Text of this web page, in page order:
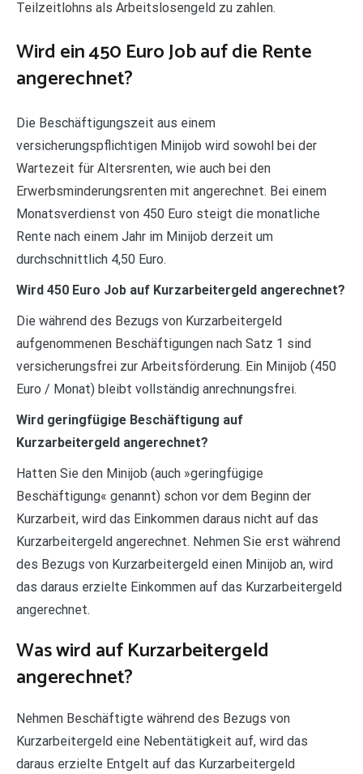
Teilzeitlohns als Arbeitslosengeld zu zahlen.
Wird ein 450 Euro Job auf die Rente
angerechnet?
Die Beschäftigungszeit aus einem
versicherungspflichtigen Minijob wird sowohl bei der
Wartezeit für Altersrenten, wie auch bei den
Erwerbsminderungsrenten mit angerechnet. Bei einem
Monatsverdienst von 450 Euro steigt die monatliche
Rente nach einem Jahr im Minijob derzeit um
durchschnittlich 4,50 Euro.
Wird 450 Euro Job auf Kurzarbeitergeld angerechnet?
Die während des Bezugs von Kurzarbeitergeld
aufgenommenen Beschäftigungen nach Satz 1 sind
versicherungsfrei zur Arbeitsförderung. Ein Minijob (450
Euro / Monat) bleibt vollständig anrechnungsfrei.
Wird geringfügige Beschäftigung auf
Kurzarbeitergeld angerechnet?
Hatten Sie den Minijob (auch »geringfügige
Beschäftigung« genannt) schon vor dem Beginn der
Kurzarbeit, wird das Einkommen daraus nicht auf das
Kurzarbeitergeld angerechnet. Nehmen Sie erst während
des Bezugs von Kurzarbeitergeld einen Minijob an, wird
das daraus erzielte Einkommen auf das Kurzarbeitergeld
angerechnet.
Was wird auf Kurzarbeitergeld
angerechnet?
Nehmen Beschäftigte während des Bezugs von
Kurzarbeitergeld eine Nebentätigkeit auf, wird das
daraus erzielte Entgelt auf das Kurzarbeitergeld